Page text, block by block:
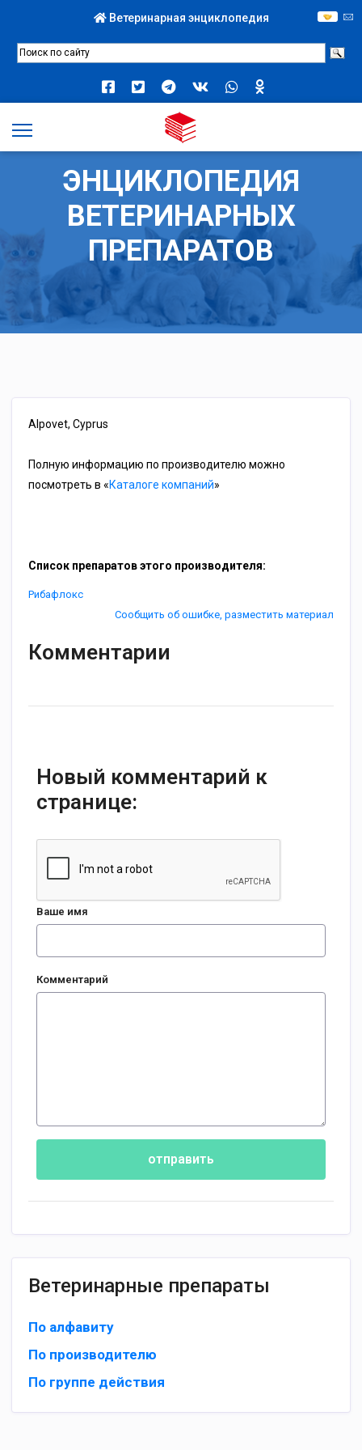
Ветеринарная энциклопедия
ЭНЦИКЛОПЕДИЯ
ВЕТЕРИНАРНЫХ
ПРЕПАРАТОВ
Alpovet, Cyprus
Полную информацию по производителю можно
посмотреть в «Каталоге компаний»
Список препаратов этого производителя:
Рибафлокс
Сообщить об ошибке, разместить материал
Комментарии
Новый комментарий к
странице:
Ваше имя
Комментарий
отправить
Ветеринарные препараты
По алфавиту
По производителю
По группе действия